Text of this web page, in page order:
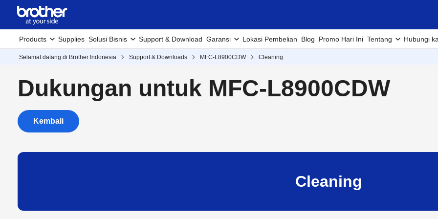
Products Supplies Solusi Bisnis Support & Download Garansi Lokasi Pembelian Blog Promo Hari Ini Tentang Hubungi
Selamat datang di Brother Indonesia Support & Downloads MFC-L8900CDW Cleaning
Dukungan untuk MFC-L8900CDW
Kembali
Cleaning